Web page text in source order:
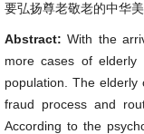
要弘扬尊老敬老的中华
Abstract:With the
more cases of elderly
population. The
fraud process and
According to the